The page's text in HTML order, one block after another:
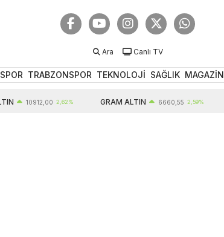
Ara Canlı TV
SPOR TRABZONSPOR TEKNOLOJİ SAĞLIK MAGAZİN
10912,00 2,62% GRAM ALTIN 6660,55 2,59%